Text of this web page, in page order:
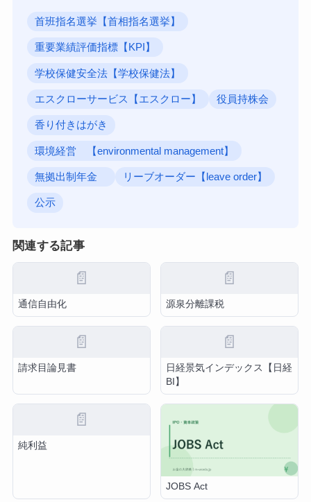
首班指名選挙【首相指名選挙】
重要業績評価指標【KPI】
学校保健安全法【学校保健法】
エスクローサービス【エスクロー】 役員持株会
香り付きはがき
環境経営 【environmental management】
無拠出制年金 リーブオーダー【leave order】
公示
関連する記事
📄
通信自由化
📄
源泉分離課税
📄
請求目論見書
📄
日経景気インデックス【日経
BI】
📄
純利益
JOBS Act